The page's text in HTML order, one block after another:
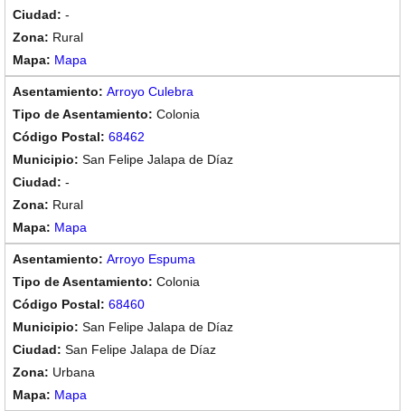
-
Rural
Mapa
Arroyo Culebra
Colonia
68462
San Felipe Jalapa de Díaz
-
Rural
Mapa
Arroyo Espuma
Colonia
68460
San Felipe Jalapa de Díaz
San Felipe Jalapa de Díaz
Urbana
Mapa